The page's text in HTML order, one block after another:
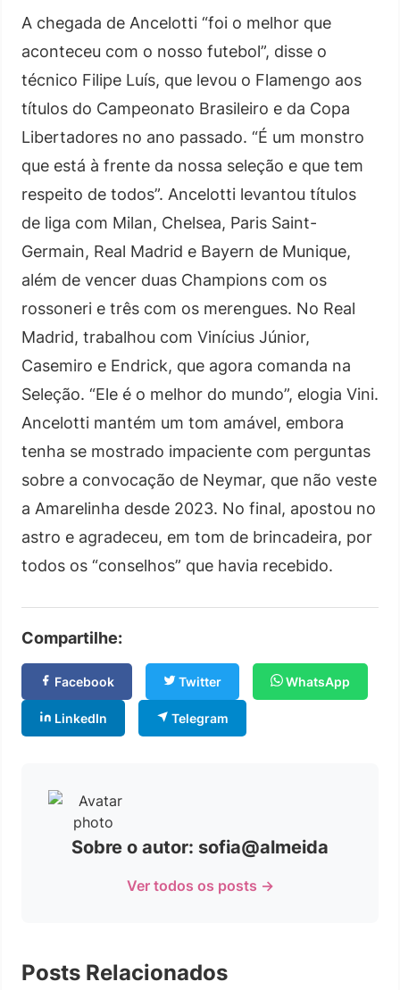
A chegada de Ancelotti “foi o melhor que
aconteceu com o nosso futebol”, disse o
técnico Filipe Luís, que levou o Flamengo aos
títulos do Campeonato Brasileiro e da Copa
Libertadores no ano passado. “É um monstro
que está à frente da nossa seleção e que tem
respeito de todos”. Ancelotti levantou títulos
de liga com Milan, Chelsea, Paris Saint-
Germain, Real Madrid e Bayern de Munique,
além de vencer duas Champions com os
rossoneri e três com os merengues. No Real
Madrid, trabalhou com Vinícius Júnior,
Casemiro e Endrick, que agora comanda na
Seleção. “Ele é o melhor do mundo”, elogia Vini.
Ancelotti mantém um tom amável, embora
tenha se mostrado impaciente com perguntas
sobre a convocação de Neymar, que não veste
a Amarelinha desde 2023. No final, apostou no
astro e agradeceu, em tom de brincadeira, por
todos os “conselhos” que havia recebido.
Compartilhe:
Facebook Twitter WhatsApp
LinkedIn Telegram
Sobre o autor: sofia@almeida
Ver todos os posts →
Posts Relacionados